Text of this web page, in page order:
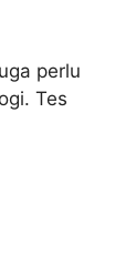
perlu
Tes